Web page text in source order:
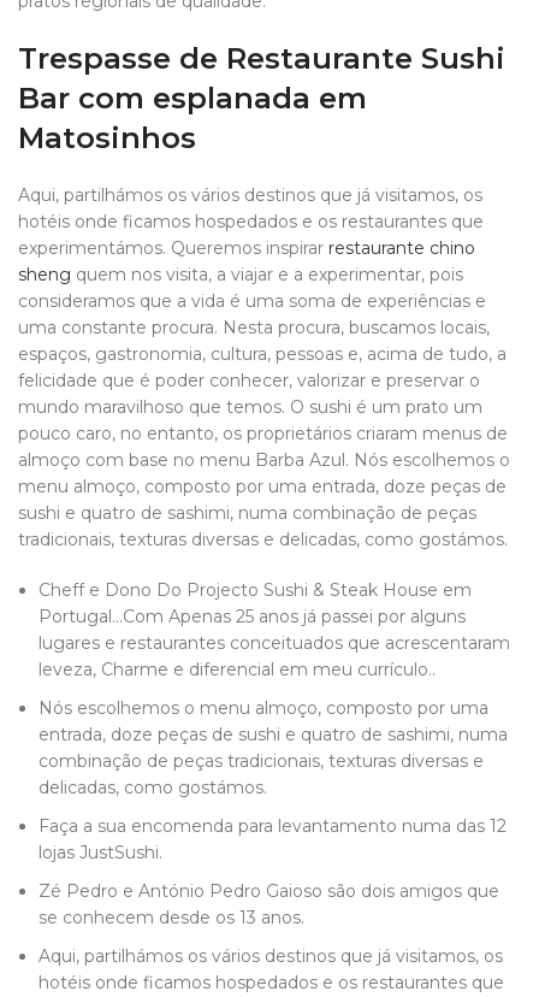
Trespasse de Restaurante Sushi
Bar com esplanada em
Matosinhos
Aqui, partilhámos os vários destinos que já visitamos, os
hotéis onde ficamos hospedados e os restaurantes que
experimentámos. Queremos inspirar restaurante chino
sheng quem nos visita, a viajar e a experimentar, pois
consideramos que a vida é uma soma de experiências e
uma constante procura. Nesta procura, buscamos locais,
espaços, gastronomia, cultura, pessoas e, acima de tudo, a
felicidade que é poder conhecer, valorizar e preservar o
mundo maravilhoso que temos. O sushi é um prato um
pouco caro, no entanto, os proprietários criaram menus de
almoço com base no menu Barba Azul. Nós escolhemos o
menu almoço, composto por uma entrada, doze peças de
sushi e quatro de sashimi, numa combinação de peças
tradicionais, texturas diversas e delicadas, como gostámos.
Cheff e Dono Do Projecto Sushi & Steak House em
Portugal…Com Apenas 25 anos já passei por alguns
lugares e restaurantes conceituados que acrescentaram
leveza, Charme e diferencial em meu currículo..
Nós escolhemos o menu almoço, composto por uma
entrada, doze peças de sushi e quatro de sashimi, numa
combinação de peças tradicionais, texturas diversas e
delicadas, como gostámos.
Faça a sua encomenda para levantamento numa das 12
lojas JustSushi.
Zé Pedro e António Pedro Gaioso são dois amigos que
se conhecem desde os 13 anos.
Aqui, partilhámos os vários destinos que já visitamos, os
hotéis onde ficamos hospedados e os restaurantes que